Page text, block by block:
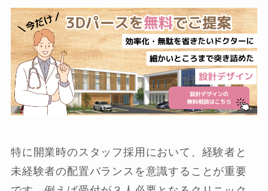
特に開業時のスタッフ採用において、経験者と
未経験者の配置バランスを意識することが重要